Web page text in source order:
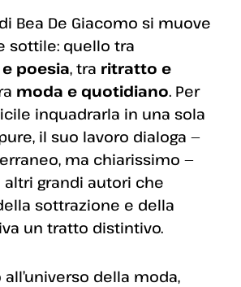
Bea De Giacomo si muove
sottile: quello tra
poesia, tra ritratto e
moda e quotidiano. Per
inquadrarla in una sola
il suo lavoro dialoga —
ma chiarissimo —
grandi autori che
sottrazione e della
un tratto distintivo.
della moda,